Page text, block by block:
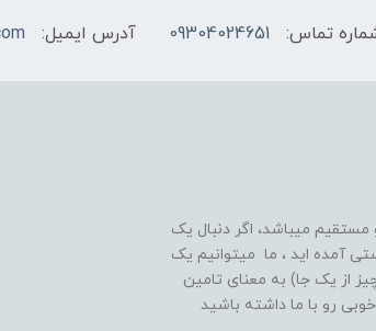
تماس: 09304024651 آدرس ایمیل:
میباشد، اگر دنبال یک
میگم جای درستی آمده اید ، ما میتوانیم یک
از یک جا) به معنای تامین
رو با ما داشته باشید